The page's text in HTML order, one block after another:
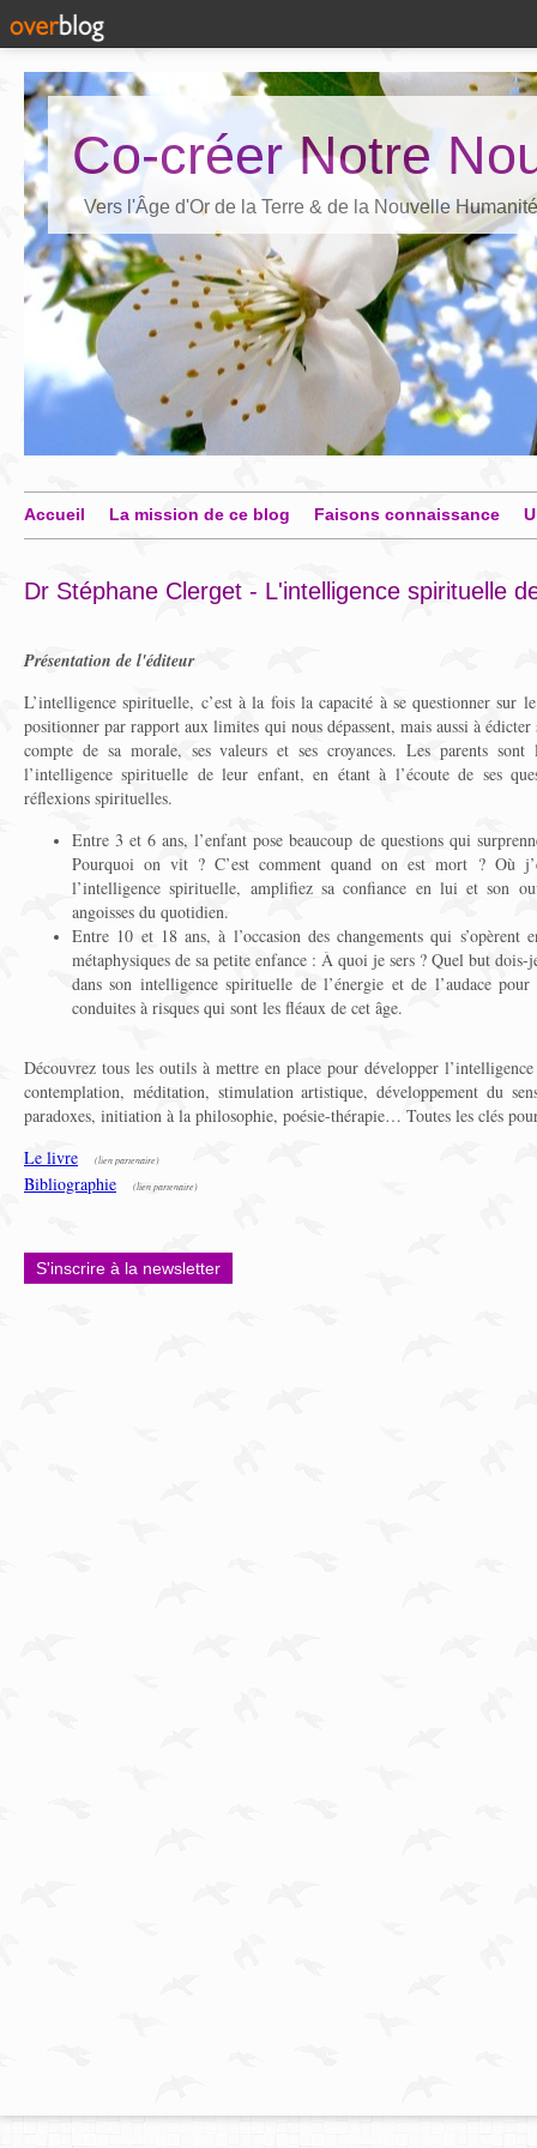
Co-créer Notre
Vers l'Âge d'Or de la Terre & de la Nouvelle Humanité
Accueil La mission de ce blog Faisons connaissance
Dr Stéphane Clerget - L'intelligence spirituelle
Présentation de l'éditeur
L’intelligence spirituelle, c’est à la fois la capacité à se questionner sur
positionner par rapport aux limites qui nous dépassent, mais aussi à édicter
compte de sa morale, ses valeurs et ses croyances. Les parents
l’intelligence spirituelle de leur enfant, en étant à l’écoute de ses
réflexions spirituelles.
Entre 3 et 6 ans, l’enfant pose beaucoup de questions qui
Pourquoi on vit ? C’est comment quand on est mort ? Où
l’intelligence spirituelle, amplifiez sa confiance en lui et son
angoisses du quotidien.
Entre 10 et 18 ans, à l’occasion des changements qui s’opèrent
métaphysiques de sa petite enfance : À quoi je sers ? Quel but
dans son intelligence spirituelle de l’énergie et de l’audace
conduites à risques qui sont les fléaux de cet âge.
Découvrez tous les outils à mettre en place pour développer
contemplation, méditation, stimulation artistique, développement du
paradoxes, initiation à la philosophie, poésie-thérapie… Toutes les clés
Le livre
(lien partenaire)
Bibliographie (lien partenaire)
S'inscrire à la newsletter